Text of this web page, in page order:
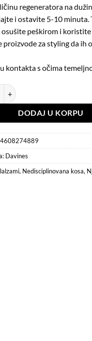
regeneratora na
i ostavite 5-10 minuta.
osušite peškirom i
proizvode za styling da ih
kontakta s očima
Smoothing Conditioner
DODAJ U KORPU
Davines
, Nedisciplinovana kosa,